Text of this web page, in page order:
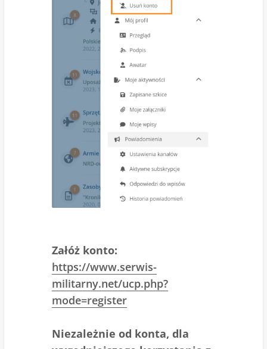
Załóż konto:
https://www.serwis-
militarny.net/ucp.php?
mode=register
Niezależnie od konta, dla